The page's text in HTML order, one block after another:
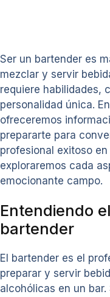
Ser un bartender es
mezclar y servir
requiere habilidades,
personalidad única.
ofreceremos
prepararte para
profesional exitoso
exploraremos cada
emocionante campo.
Entendiendo
bartender
El bartender es el
preparar y servir
alcohólicas en un